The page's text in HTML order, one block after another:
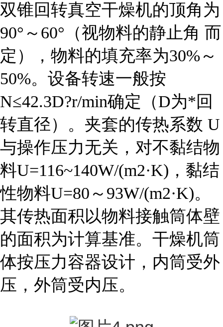
双锥回转真空干燥机的顶角为
90°～60°（视物料的静止角 而
定），物料的填充率为30%～
50%。设备转速一般按
N≤42.3D?r/min确定（D为*回
转直径）。夹套的传热系数 U
与操作压力无关，对不黏结物
料U=116~140W/(m2·K)，黏结
性物料U=80～93W/(m2·K)。
其传热面积以物料接触筒体壁
的面积为计算基准。干燥机筒
体按压力容器设计，内筒受外
压，外筒受内压。